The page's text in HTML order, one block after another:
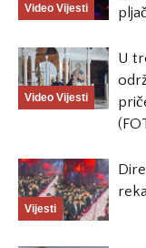
Video Vijesti
Video Vijesti
U
Vijesti